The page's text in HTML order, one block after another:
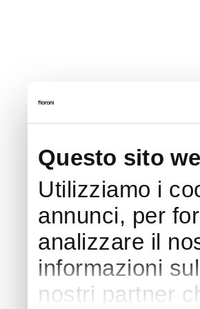
Questo sito
Utilizziamo i
annunci, per
analizzare il
informazioni
nostri partner